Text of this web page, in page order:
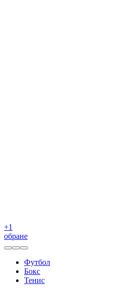
+1
обране
Футбол
Бокс
Тенис